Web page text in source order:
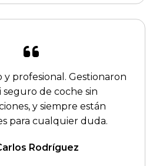
y profesional. Gestionaron
seguro de coche sin
y siempre están
para cualquier duda.
Rodríguez